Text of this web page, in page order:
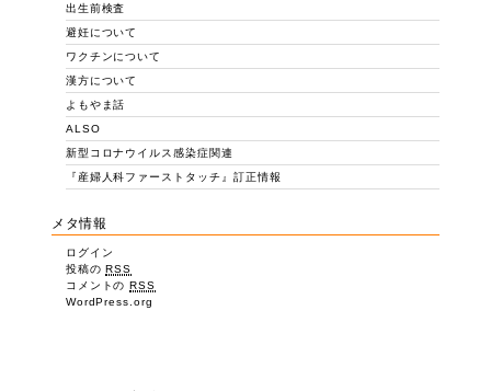
出生前検査
避妊について
ワクチンについて
漢方について
よもやま話
ALSO
新型コロナウイルス感染症関連
『産婦人科ファーストタッチ』訂正情報
メタ情報
ログイン
投稿のRSS
コメントのRSS
WordPress.org